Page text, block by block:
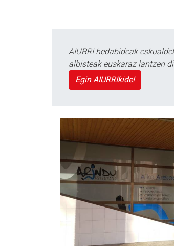
AIURRI hedabideak
albisteak euskaraz lantzen
Egin AIURRIkide!